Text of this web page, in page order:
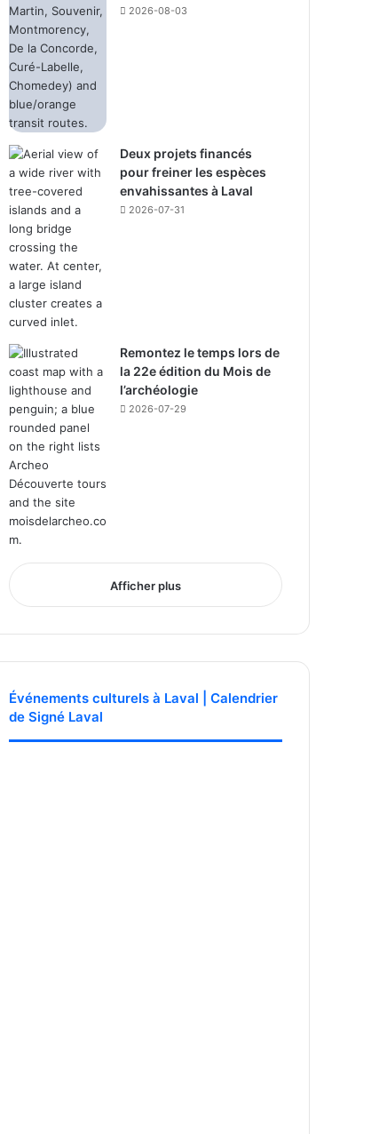
2026-08-03
Deux projets financés
pour freiner les espèces
envahissantes à Laval
2026-07-31
Remontez le temps lors de
la 22e édition du Mois de
l’archéologie
2026-07-29
Afficher plus
Événements culturels à Laval | Calendrier
de Signé Laval